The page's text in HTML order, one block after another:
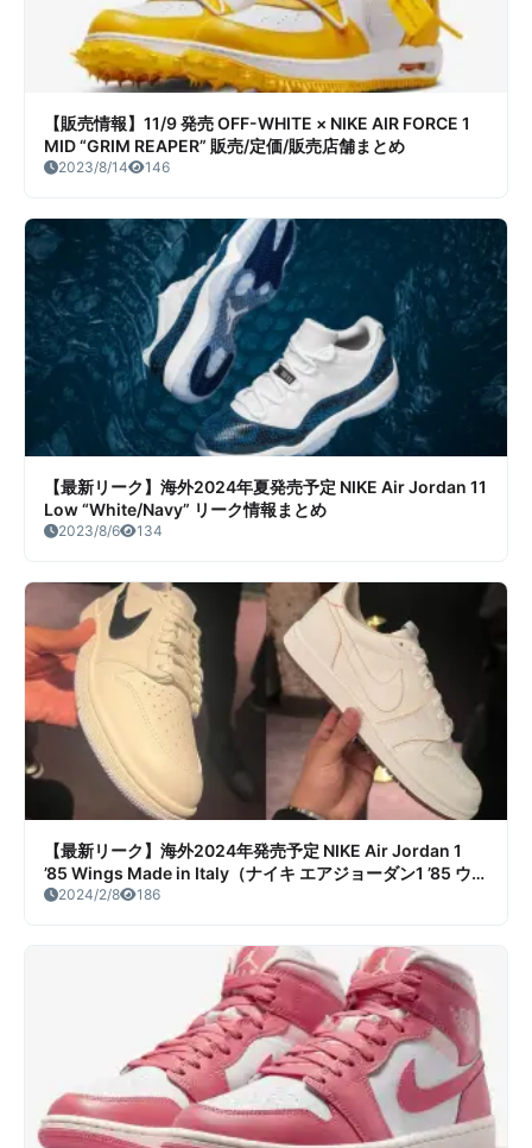
【販売情報】11/9 発売 OFF-WHITE × NIKE AIR FORCE 1
MID “GRIM REAPER” 販売/定価/販売店舗まとめ
2023/8/14 146
【最新リーク】海外2024年夏発売予定 NIKE Air Jordan 11
Low “White/Navy” リーク情報まとめ
2023/8/6 134
【最新リーク】海外2024年発売予定 NIKE Air Jordan 1
’85 Wings Made in Italy（ナイキ エアジョーダン1 ’85 ウィ
ングス）リーク情報まとめ
2024/2/8 186